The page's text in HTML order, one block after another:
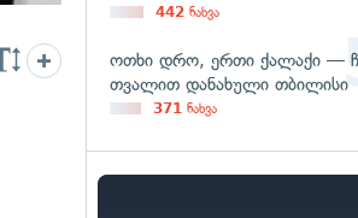
442 ნახვა
ოთხი დრო, ერთი ქალაქი —
თვალით დანახული თბილისი
371 ნახვა